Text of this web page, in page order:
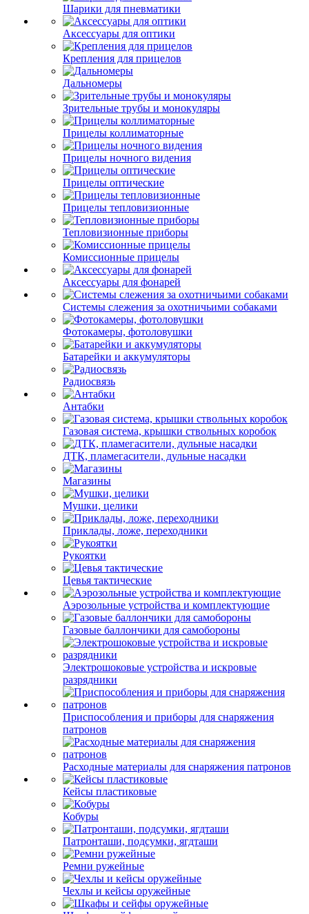
Шарики для пневматики
Аксессуары для оптики
Крепления для прицелов
Дальномеры
Зрительные трубы и монокуляры
Прицелы коллиматорные
Прицелы ночного видения
Прицелы оптические
Прицелы тепловизионные
Тепловизионные приборы
Комиссионные прицелы
Аксессуары для фонарей
Системы слежения за охотничьими собаками
Фотокамеры, фотоловушки
Батарейки и аккумуляторы
Радиосвязь
Антабки
Газовая система, крышки ствольных коробок
ДТК, пламегасители, дульные насадки
Магазины
Мушки, целики
Приклады, ложе, переходники
Рукоятки
Цевья тактические
Аэрозольные устройства и комплектующие
Газовые баллончики для самобороны
Электрошоковые устройства и искровые
разрядники
Приспособления и приборы для снаряжения
патронов
Расходные материалы для снаряжения патронов
Кейсы пластиковые
Кобуры
Патронташи, подсумки, ягдташи
Ремни ружейные
Чехлы и кейсы оружейные